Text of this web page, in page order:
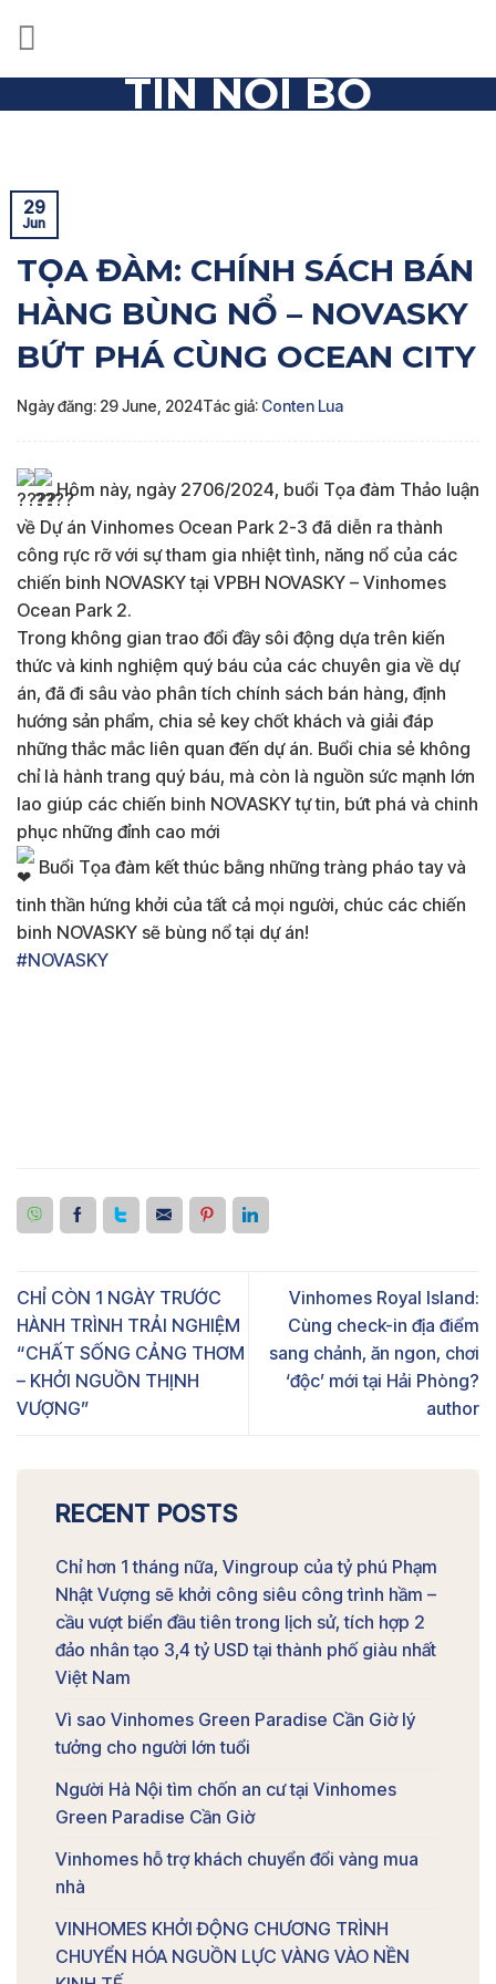
TIN NỘI BỘ
29
Jun
TỌA ĐÀM: CHÍNH SÁCH BÁN
HÀNG BÙNG NỔ – NOVASKY
BỨT PHÁ CÙNG OCEAN CITY
Ngày đăng: 29 June, 2024Tác giả: Conten Lua
Hôm này, ngày 2706/2024, buổi Tọa đàm Thảo luận
về Dự án Vinhomes Ocean Park 2-3 đã diễn ra thành
công rực rỡ với sự tham gia nhiệt tình, năng nổ của các
chiến binh NOVASKY tại VPBH NOVASKY – Vinhomes
Ocean Park 2.
Trong không gian trao đổi đầy sôi động dựa trên kiến
thức và kinh nghiệm quý báu của các chuyên gia về dự
án, đã đi sâu vào phân tích chính sách bán hàng, định
hướng sản phẩm, chia sẻ key chốt khách và giải đáp
những thắc mắc liên quan đến dự án. Buổi chia sẻ không
chỉ là hành trang quý báu, mà còn là nguồn sức mạnh lớn
lao giúp các chiến binh NOVASKY tự tin, bứt phá và chinh
phục những đỉnh cao mới
Buổi Tọa đàm kết thúc bằng những tràng pháo tay và
tinh thần hứng khởi của tất cả mọi người, chúc các chiến
binh NOVASKY sẽ bùng nổ tại dự án!
#NOVASKY
CHỈ CÒN 1 NGÀY TRƯỚC
HÀNH TRÌNH TRẢI NGHIỆM
“CHẤT SỐNG CẢNG THƠM
– KHỞI NGUỒN THỊNH
VƯỢNG”
Vinhomes Royal Island:
Cùng check-in địa điểm
sang chảnh, ăn ngon, chơi
‘độc’ mới tại Hải Phòng?
author
RECENT POSTS
Chỉ hơn 1 tháng nữa, Vingroup của tỷ phú Phạm
Nhật Vượng sẽ khởi công siêu công trình hầm –
cầu vượt biển đầu tiên trong lịch sử, tích hợp 2
đảo nhân tạo 3,4 tỷ USD tại thành phố giàu nhất
Việt Nam
Vì sao Vinhomes Green Paradise Cần Giờ lý
tưởng cho người lớn tuổi
Người Hà Nội tìm chốn an cư tại Vinhomes
Green Paradise Cần Giờ
Vinhomes hỗ trợ khách chuyển đổi vàng mua
nhà
VINHOMES KHỞI ĐỘNG CHƯƠNG TRÌNH
CHUYỂN HÓA NGUỒN LỰC VÀNG VÀO NỀN